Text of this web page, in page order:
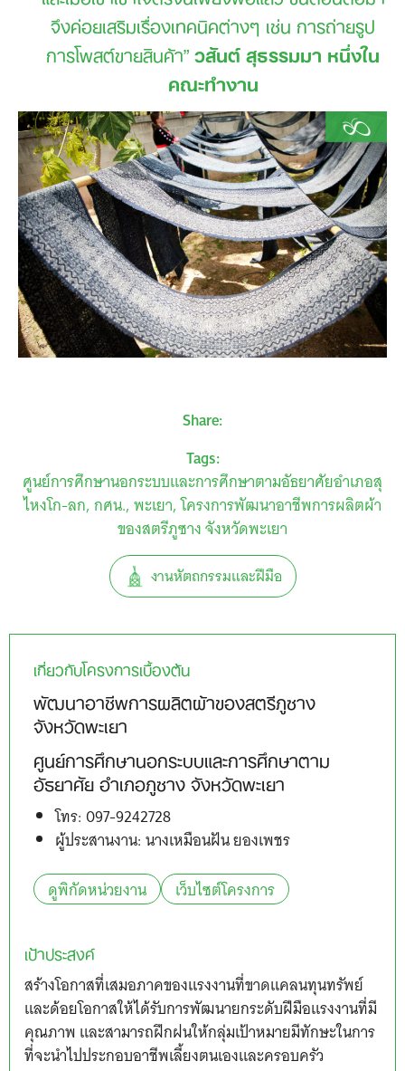
จึงค่อยเสริมเรื่องเทคนิคต่างๆ เช่น การถ่ายรูป
การโพสต์ขายสินค้า”วสันต์ สุธรรมมา หนึ่งใน
คณะทำงาน
Share:
Tags:
ศูนย์การศึกษานอกระบบและการศึกษาตามอัธยาศัยอำเภอสุ
ไหงโก-ลก กศน. พะเยา โครงการพัฒนาอาชีพการผลิตผ้า
ของสตรีภูซาง จังหวัดพะเยา
งานหัตถกรรมและฝีมือ
เกี่ยวกับโครงการเบื้องต้น
พัฒนาอาชีพการผลิตผ้าของสตรีภูซาง
จังหวัดพะเยา
ศูนย์การศึกษานอกระบบและการศึกษาตาม
อัธยาศัย อำเภอภูซาง จังหวัดพะเยา
โทร: 097-9242728
ผู้ประสานงาน: นางเหมือนฝัน ยองเพชร
ดูพิกัดหน่วยงาน
เว็บไซต์โครงการ
เป้าประสงค์
สร้างโอกาสที่เสมอภาคของแรงงานที่ขาดแคลนทุนทรัพย์
และด้อยโอกาสให้ได้รับการพัฒนายกระดับฝีมือแรงงานที่มี
คุณภาพ และสามารถฝึกฝนให้กลุ่มเป้าหมายมีทักษะในการ
ที่จะนำไปประกอบอาชีพเลี้ยงตนเองและครอบครัว